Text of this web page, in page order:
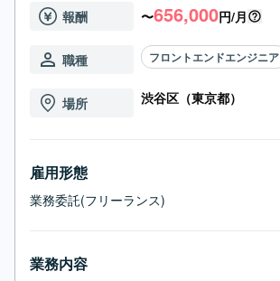
報酬 〜656,000円/月
職種 フロントエンドエンジニア
場所 渋谷区（東京都）
雇用形態
業務委託(フリーランス)
業務内容